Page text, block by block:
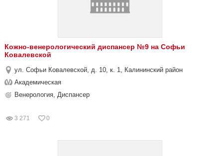
Кожно-венерологический диспансер №9 на Софьи
Ковалевской
ул. Софьи Ковалевской, д. 10, к. 1, Калининский район
Академическая
Венерология, Диспансер
3 271 0